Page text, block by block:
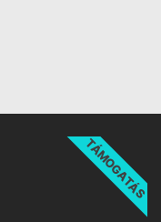
TÁMOGATÁS